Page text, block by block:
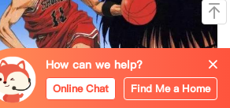
How can we help?
Online Chat Find Me a Home